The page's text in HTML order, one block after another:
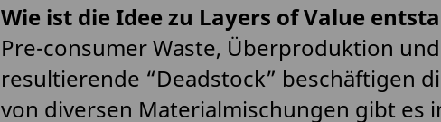
Wie ist die Idee zu Layers of Value
Pre-consumer Waste, Überproduktion
resultierende “Deadstock” beschäftigen
von diversen Materialmischungen gibt es